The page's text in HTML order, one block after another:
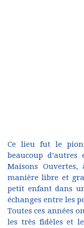
Ce lieu fut le
beaucoup
Maisons
manière libre et
petit enfant dans
échanges entre les
Toutes ces années
les très fidèles et